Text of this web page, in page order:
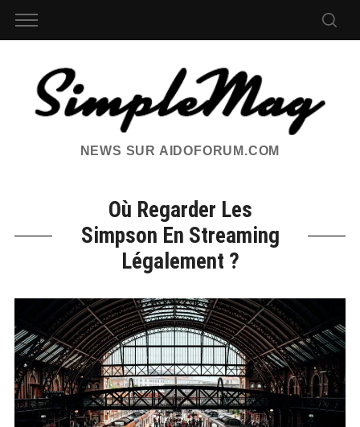
NEWS SUR AIDOFORUM.COM
Où Regarder Les
Simpson En Streaming
Légalement ?